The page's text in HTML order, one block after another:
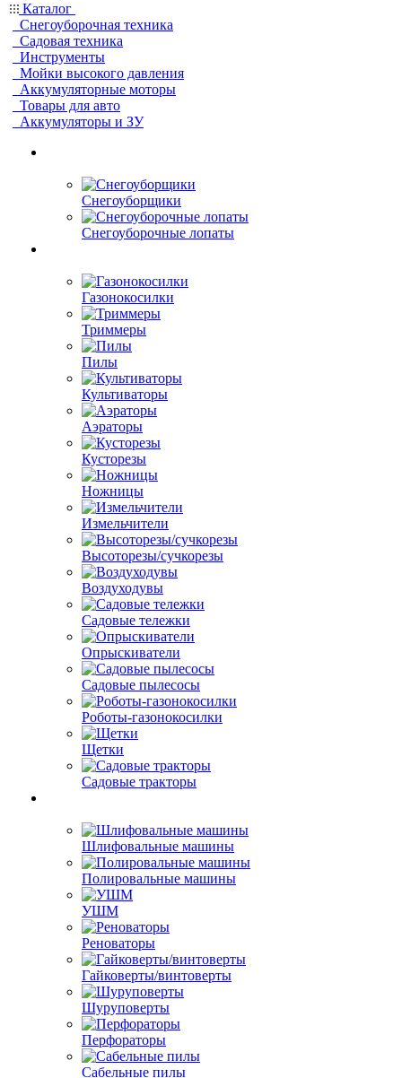
Каталог
Снегоуборочная техника
Садовая техника
Инструменты
Мойки высокого давления
Аккумуляторные моторы
Товары для авто
Аккумуляторы и ЗУ
Снегоуборщики
Снегоуборочные лопаты
Газонокосилки
Триммеры
Пилы
Культиваторы
Аэраторы
Кусторезы
Ножницы
Измельчители
Высоторезы/сучкорезы
Воздуходувы
Садовые тележки
Опрыскиватели
Садовые пылесосы
Роботы-газонокосилки
Щетки
Садовые тракторы
Шлифовальные машины
Полировальные машины
УШМ
Реноваторы
Гайковерты/винтоверты
Шуруповерты
Перфораторы
Сабельные пилы